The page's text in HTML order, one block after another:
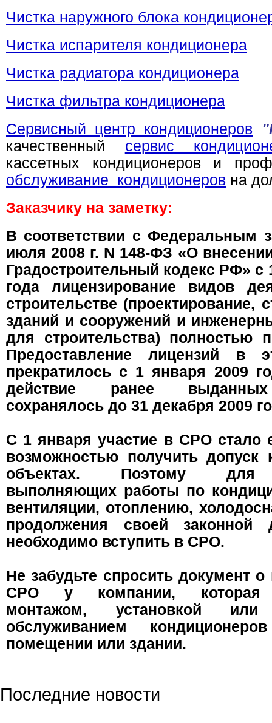
Чистка наружного блока
Чистка испарителя кондиционера
Чистка радиатора кондиционера
Чистка фильтра кондиционера
Сервисный центр кондиционеров
качественный сервис
кассетных кондиционеров и
обслуживание кондиционеров на
Заказчику на заметку:
В соответствии с Федеральным
июля 2008 г. N 148-ФЗ «О
Градостроительный кодекс РФ» с
года лицензирование видов
строительстве (проектирование,
зданий и сооружений и
для строительства) полностью
Предоставление лицензий в
прекратилось с 1 января 2009
действие ранее
сохранялось до 31 декабря 2009
С 1 января участие в СРО стало
возможностью получить допуск
объектах. Поэтому для
выполняющих работы по
вентиляции, отоплению,
продолжения своей законной
необходимо вступить в СРО.
Не забудьте спросить документ о
СРО у компании, которая
монтажом, установкой или
обслуживанием
помещении или здании.
Последние новости